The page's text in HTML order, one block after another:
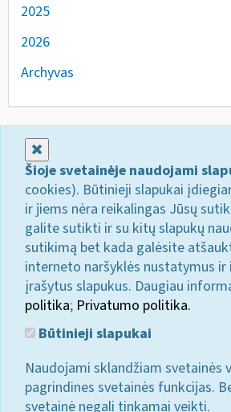
2025
2026
Archyvas
Šioje svetainėje naudojami
cookies). Būtinieji slapukai
ir jiems nėra reikalingas Jūsų
galite sutikti ir su kitų slapukų
sutikimą bet kada galėsite
interneto naršyklės nustatymus
įrašytus slapukus. Daugiau
politika; Privatumo politika.
Būtinieji slapukai
Naudojami sklandžiam svetainės
pagrindines svetainės funkcijas.
svetainė negali tinkamai veikti.